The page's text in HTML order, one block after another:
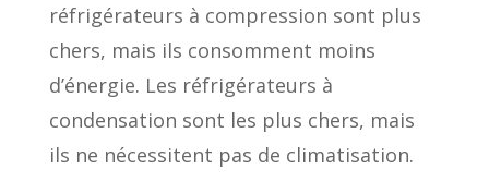
réfrigérateurs à compression sont plus
chers, mais ils consomment moins
d’énergie. Les réfrigérateurs à
condensation sont les plus chers, mais
ils ne nécessitent pas de climatisation.